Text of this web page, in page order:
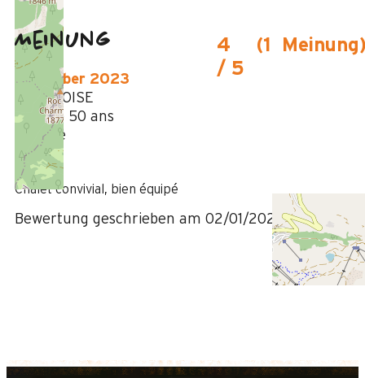
Meinung
4
/ 5
(1 Meinung
Dezember 2023
FRANCOISE
Plus de 50 ans
Femme
4
/ 5
Chalet convivial, bien équipé
Bewertung geschrieben am 02/01/2024